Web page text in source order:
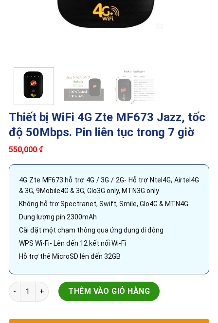
Thiết bị WiFi 4G Zte MF673 Jazz, tốc
độ 50Mbps. Pin liên tục trong 7 giờ
550,000 ₫
4G Zte MF673 hỗ trợ 4G / 3G / 2G- Hỗ trợ Ntel4G, Airtel4G
& 3G, 9Mobile4G & 3G, Glo3G only, MTN3G only
Không hỗ trợ Spectranet, Swift, Smile, Glo4G & MTN4G
Dung lượng pin 2300mAh
Cài đặt một chạm thông qua ứng dụng di động
WPS Wi-Fi- Lên đến 12 kết nối Wi-Fi
Hỗ trợ thẻ MicroSD lên đến 32GB
Thiết bị WiFi 4G Zte MF673 Jazz, tốc độ 50Mbps. Pin liên
THÊM VÀO GIỎ HÀNG